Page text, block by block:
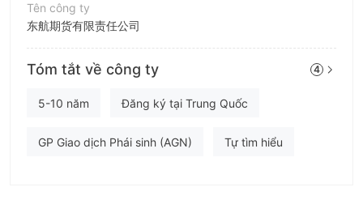
Tên công ty
东航期货有限责任公司
Viết tắt
Ces Futures
Nhân viên doanh nghiệp
Tóm tắt về công ty 4
5-10 năm Đăng ký tại Trung Quốc
GP Giao dịch Phái sinh (AGN) Tự tìm hiểu